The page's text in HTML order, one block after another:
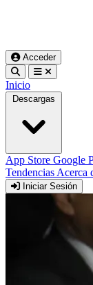
Acceder
Inicio
Descargas
App Store Google
Tendencias Acerca
Iniciar Sesión